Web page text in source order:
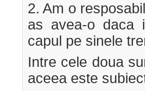
2. Am o
as avea-o daca
capul pe sinele
Intre cele doua
aceea este